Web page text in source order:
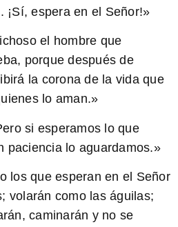
¡Sí, espera en el Señor!»
el hombre que
porquedespués de
la corona de la vida que
lo aman.»
si esperamos lo que
paciencia lo aguardamos.»
los que esperan en el Señor
volarán como las águilas;
caminarán y no se